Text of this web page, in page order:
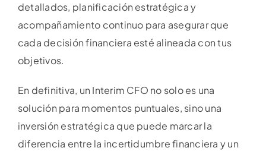
detallados, planificación estratégica y
acompañamiento continuo para asegurar que
cada decisión financiera esté alineada con tus
objetivos.
En definitiva, un Interim CFO no solo es una
solución para momentos puntuales, sino una
inversión estratégica que puede marcar la
diferencia entre la incertidumbre financiera y un